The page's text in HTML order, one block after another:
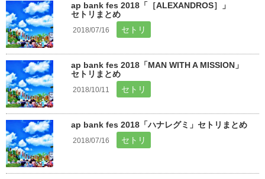
ap bank fes 2018「［ALEXANDROS］」
セトリまとめ
2018/07/16 セトリ
ap bank fes 2018「MAN WITH A MISSION」
セトリまとめ
2018/10/11 セトリ
ap bank fes 2018「ハナレグミ」セトリまとめ
2018/07/16 セトリ